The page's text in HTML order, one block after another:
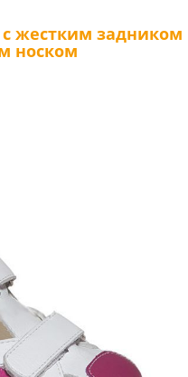
с жестким задником
носком